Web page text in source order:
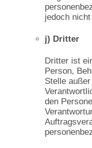
jedoch
j) Dritter
Dritter ist
Person,
Stelle
den